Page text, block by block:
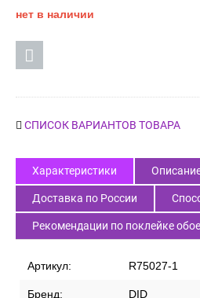
нет в наличии
СПИСОК ВАРИАНТОВ ТОВАРА
Характеристики
Доставка по России
Рекомендации по поклейке
Артикул: R75027-1
Бренд: DID